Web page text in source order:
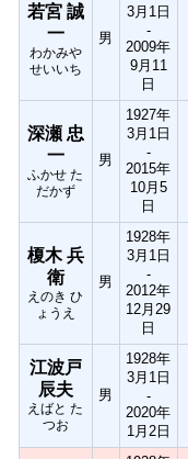
若宮 誠
一
わかみや
せいいち
男
3月1日
-
2009年
9月11
日
深瀬 忠
一
ふかせ た
だかず
男
1927年
3月1日
-
2015年
10月5
日
榎木 兵
衛
えのき ひ
ょうえ
男
1928年
3月1日
-
2012年
12月29
日
江波戸
辰夫
えばと た
つお
男
1928年
3月1日
-
2020年
1月2日